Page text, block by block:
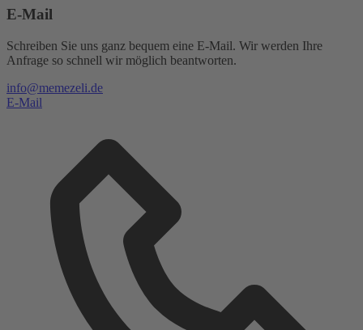
E-Mail
Schreiben Sie uns ganz bequem eine E-Mail. Wir werden Ihre
Anfrage so schnell wir möglich beantworten.
info@memezeli.de
E-Mail